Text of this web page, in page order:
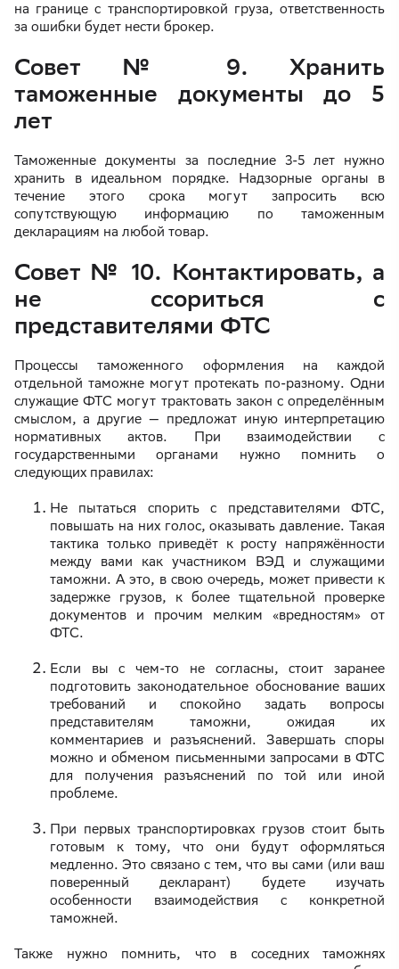
на границе с транспортировкой груза, ответственность
за ошибки будет нести брокер.
Совет № 9. Хранить
таможенные документы до 5
лет
Таможенные документы за последние 3-5 лет нужно
хранить в идеальном порядке. Надзорные органы в
течение этого срока могут запросить всю
сопутствующую информацию по таможенным
декларациям на любой товар.
Совет № 10. Контактировать, а
не ссориться с
представителями ФТС
Процессы таможенного оформления на каждой
отдельной таможне могут протекать по-разному. Одни
служащие ФТС могут трактовать закон с определённым
смыслом, а другие — предложат иную интерпретацию
нормативных актов. При взаимодействии с
государственными органами нужно помнить о
следующих правилах:
Не пытаться спорить с представителями ФТС,
повышать на них голос, оказывать давление. Такая
тактика только приведёт к росту напряжённости
между вами как участником ВЭД и служащими
таможни. А это, в свою очередь, может привести к
задержке грузов, к более тщательной проверке
документов и прочим мелким «вредностям» от
ФТС.
Если вы с чем-то не согласны, стоит заранее
подготовить законодательное обоснование ваших
требований и спокойно задать вопросы
представителям таможни, ожидая их
комментариев и разъяснений. Завершать споры
можно и обменом письменными запросами в ФТС
для получения разъяснений по той или иной
проблеме.
При первых транспортировках грузов стоит быть
готовым к тому, что они будут оформляться
медленно. Это связано с тем, что вы сами (или ваш
поверенный декларант) будете изучать
особенности взаимодействия с конкретной
таможней.
Также нужно помнить, что в соседних таможнях